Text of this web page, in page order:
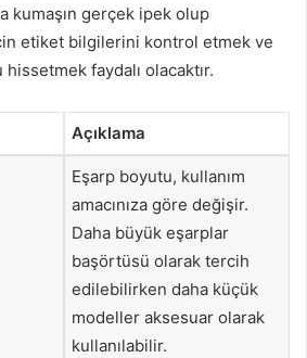
kumaşın gerçek ipek olup
etiket bilgilerini kontrol etmek ve
faydalı olacaktır.
Açıklama
Eşarp boyutu, kullanım
amacınıza göre değişir.
Daha büyük eşarplar
başörtüsü olarak tercih
edilebilirken daha küçük
modeller aksesuar olarak
kullanılabilir.